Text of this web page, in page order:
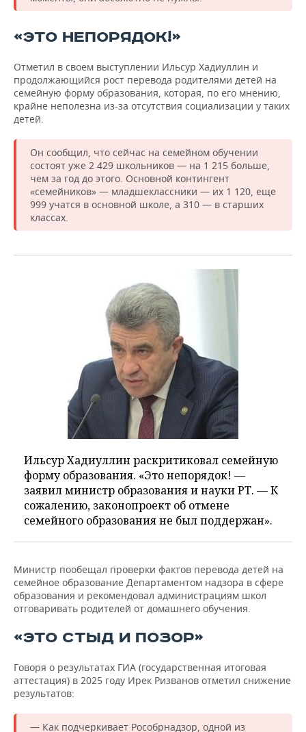
«ЭТО НЕПОРЯДОК!»
Отметил в своем выступлении Ильсур Хадиуллин и
продолжающийся рост перевода родителями детей на
семейную форму образования, которая, по его мнению,
крайне неполезна из-за отсутствия социализации у таких
детей.
Он сообщил, что сейчас на семейном обучении
состоят уже 2 429 школьников — на 1 215 больше,
чем за год до этого. Основной контингент
«семейников» — младшеклассники — их 1 120, еще
999 учатся в основной школе, а 310 — в старших
классах.
Ильсур Хадиуллин раскритиковал семейную
форму образования. «Это непорядок! —
заявил министр образования и науки РТ. — К
сожалению, законопроект об отмене
семейного образования не был поддержан».
Министр пообещал проверки фактов перевода детей на
семейное образование Департаментом надзора в сфере
образования и рекомендовал администрациям школ
отговаривать родителей от домашнего обучения.
«ЭТО СТЫД И ПОЗОР»
Говоря о результатах ГИА (государственная итоговая
аттестация) в 2025 году Ирек Ризванов отметил снижение
результатов:
— Как подчеркивает Рособрнадзор, одной из